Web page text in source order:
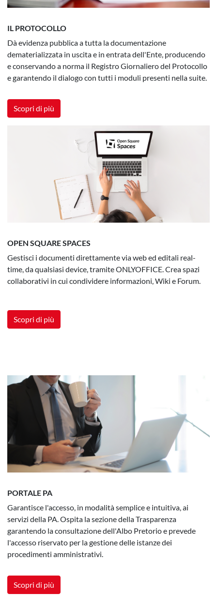
IL PROTOCOLLO
Dà evidenza pubblica a tutta la documentazione
dematerializzata in uscita e in entrata dell'Ente, producendo
e conservando a norma il Registro Giornaliero del Protocollo
e garantendo il dialogo con tutti i moduli presenti nella suite.
Scopri di più
OPEN SQUARE SPACES
Gestisci i documenti direttamente via web ed editali real-
time, da qualsiasi device, tramite ONLYOFFICE. Crea spazi
collaborativi in cui condividere informazioni, Wiki e Forum.
Scopri di più
PORTALE PA
Garantisce l'accesso, in modalità semplice e intuitiva, ai
servizi della PA. Ospita la sezione della Trasparenza
garantendo la consultazione dell'Albo Pretorio e prevede
l'accesso riservato per la gestione delle istanze dei
procedimenti amministrativi.
Scopri di più